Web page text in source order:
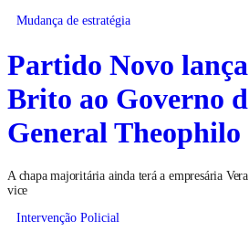
Mudança de estratégia
Partido Novo
Brito ao Governo
General Theophilo
A chapa majoritária ainda terá a empresária
vice
Intervenção Policial